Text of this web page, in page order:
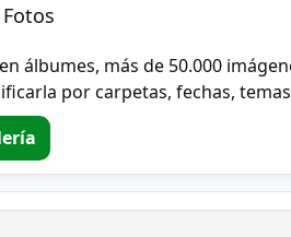
álbumes, más de 50.000
por carpetas, fechas,